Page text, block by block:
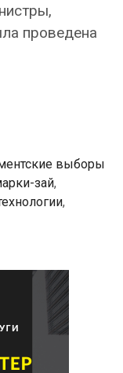
проведена
выборы
зай,
,